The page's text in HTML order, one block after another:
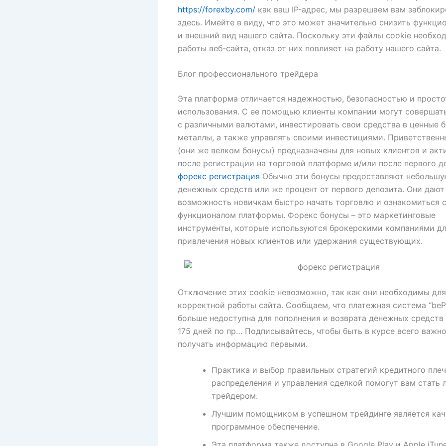
https://forexby.com/ как ваш IP-адрес, мы разрешаем вам
здесь. Имейте в виду, что это может значительно снизить
и внешний вид нашего сайта. Поскольку эти файлы cookie
работы веб-сайта, отказ от них повлияет на работу нашего сайта.
Блог профессионального трейдера
Эта платформа отличается надежностью, безопасностью и
использования. С ее помощью клиенты компании могут
с различными валютами, инвестировать свои средства в ценные
металлы, а также управлять своими инвестициями.
(они же велком бонусы) предназначены для новых клиентов и
после регистрации на торговой платформе и/или после первого
форекс регистрация Обычно эти бонусы предоставляют
денежных средств или же процент от первого депозита. Они дают
возможность новичкам быстро начать торговлю и ознакомиться с
функционалом платформы. Форекс бонусы – это маркетинговые
инструменты, которые используются брокерскими компаниями
привлечения новых клиентов или удержания существующих.
Отключение этих cookie невозможно, так как они необходимы для
корректной работы сайта. Сообщаем, что платежная система
больше недоступна для пополнения и возврата денежных средств
175 дней по пр… Подписывайтесь, чтобы быть в курсе всего
получать информацию первыми.
Практика и выбор правильных стратегий кредитного
распределения и управления сделкой помогут вам стать
трейдером.
Лучшим помощником в успешном трейдинге является
программное обеспечение.